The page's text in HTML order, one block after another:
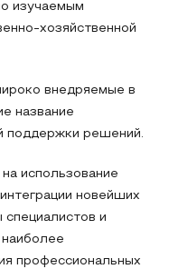
изучаемым
хозяйственной
внедряемые в
название
поддержки решений.
использование
новейших
специалистов и
профессиональных